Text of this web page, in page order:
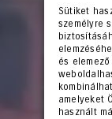
Sütiket
személyre
és
amelyeket
használt